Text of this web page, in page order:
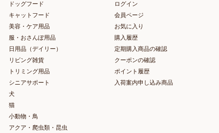
ドッグフード
キャットフード
美容・ケア用品
服・おさんぽ用品
日用品（デイリー）
リビング雑貨
トリミング用品
シニアサポート
犬
猫
小動物・鳥
アクア・爬虫類・昆虫
ログイン
会員ページ
お気に入り
購入履歴
定期購入商品の確認
クーポンの確認
ポイント履歴
入荷案内申し込み商品